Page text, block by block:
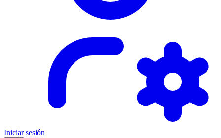
Iniciar sesión